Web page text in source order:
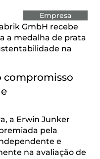
Empresa
GmbH recebe
a medalha de prata
na
compromisso
a Erwin Junker
pela
e
na avaliação de